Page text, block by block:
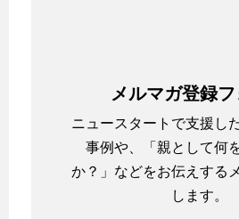
メルマガ登録
ニュースタートで支援し
事例や、「親として何
か？」などをお伝えする
します。